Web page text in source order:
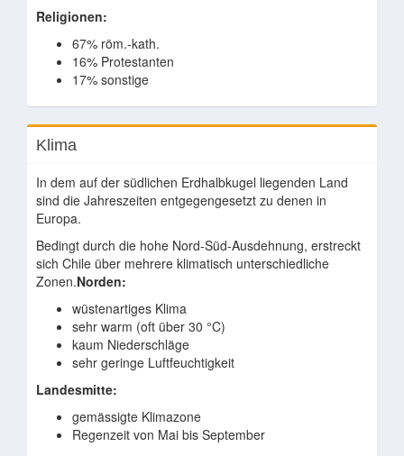
Religionen:
67% röm.-kath.
16% Protestanten
17% sonstige
Klima
In dem auf der südlichen Erdhalbkugel liegenden Land
sind die Jahreszeiten entgegengesetzt zu denen in
Europa.
Bedingt durch die hohe Nord-Süd-Ausdehnung, erstreckt
sich Chile über mehrere klimatisch unterschiedliche
Zonen.Norden:
wüstenartiges Klima
sehr warm (oft über 30 °C)
kaum Niederschläge
sehr geringe Luftfeuchtigkeit
Landesmitte:
gemässigte Klimazone
Regenzeit von Mai bis September